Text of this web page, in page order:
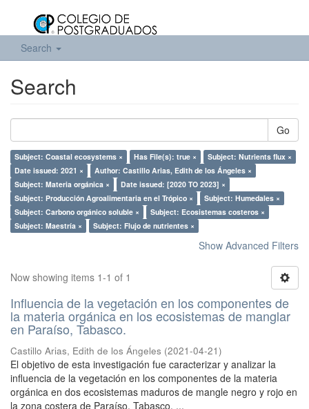
Search
Search
Go
Subject: Coastal ecosystems × Has File(s): true ×
Subject: Nutrients flux ×
Date issued: 2021 ×
Author: Castillo Arias, Edith de los Ángeles ×
Subject: Materia orgánica ×
Date issued: [2020 TO 2023] ×
Subject: Producción Agroalimentaria en el Trópico ×
Subject: Humedales ×
Subject: Carbono orgánico soluble ×
Subject: Ecosistemas costeros ×
Subject: Maestría ×
Subject: Flujo de nutrientes ×
Show Advanced Filters
Now showing items 1-1 of 1
Influencia de la vegetación en los componentes de
la materia orgánica en los ecosistemas de manglar
en Paraíso, Tabasco.
Castillo Arias, Edith de los Ángeles (2021-04-21)
El objetivo de esta investigación fue caracterizar y analizar la
influencia de la vegetación en los componentes de la materia
orgánica en dos ecosistemas maduros de mangle negro y rojo en
la zona costera de Paraíso, Tabasco, ...